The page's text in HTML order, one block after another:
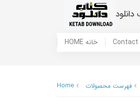
دانلود
HOME خانه
Home فهرست محصولات